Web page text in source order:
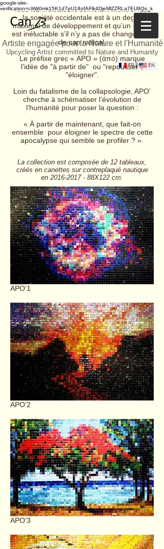
google-site-
verification=ciWjt0mk15K1d7pU18ofAFlk4DjeMlZZRLa7EU9Qs_k
Artiste engagée pour la Nature et l'Humanité
Upcycling Artist committed to Nature and Humanity
Tous les indicateurs semblent montrer que
la société occidentale est à un degré
maximal de développement et qu’un déclin
est inéluctable s’il n’y a pas de changement
de cap radical.
Le préfixe grec « APO » (ἀπό) marque
l’idée de "à partir de" ou "repousser",
"éloigner".
Loin du fatalisme de la collapsologie, APO’
cherche à schématiser l’évolution de
l’humanité pour poser la question :
« À partir de maintenant, que fait-on
ensemble pour éloigner le spectre de cette
apocalypse qui semble se profiler ? ».
La collection est composée de 12 tableaux,
créés en canettes sur contreplaqué nautique
en 2016-2017- 88X122 cm.
APO'1
APO'2
APO'3